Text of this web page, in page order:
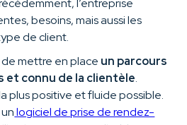
besoins, mais aussi les
de client.
mettre en place un parcours
et connu de la clientèle.
plus positive et fluide possible.
logiciel de prise de rendez-